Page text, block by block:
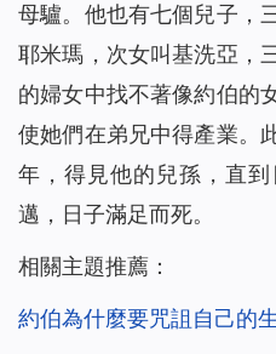
母驢。他也有七個兒子，
耶米瑪，次女叫基洗亞，
的婦女中找不著像約伯的
使她們在弟兄中得產業。
年，得見他的兒孫，直
邁，日子滿足而死。
相關主題推薦：
約伯為什麼要咒詛自己的